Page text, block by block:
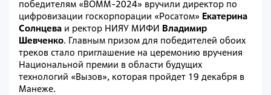
победителям «ВОММ-2024» вручили директор по
цифровизации госкорпорации «Росатом» Екатерина
Солнцева и ректор НИЯУ МИФИ Владимир
Шевченко. Главным призом для победителей обоих
треков стало приглашение на церемонию вручения
Национальной премии в области будущих
технологий «Вызов», которая пройдет 19 декабря в
Манеже.